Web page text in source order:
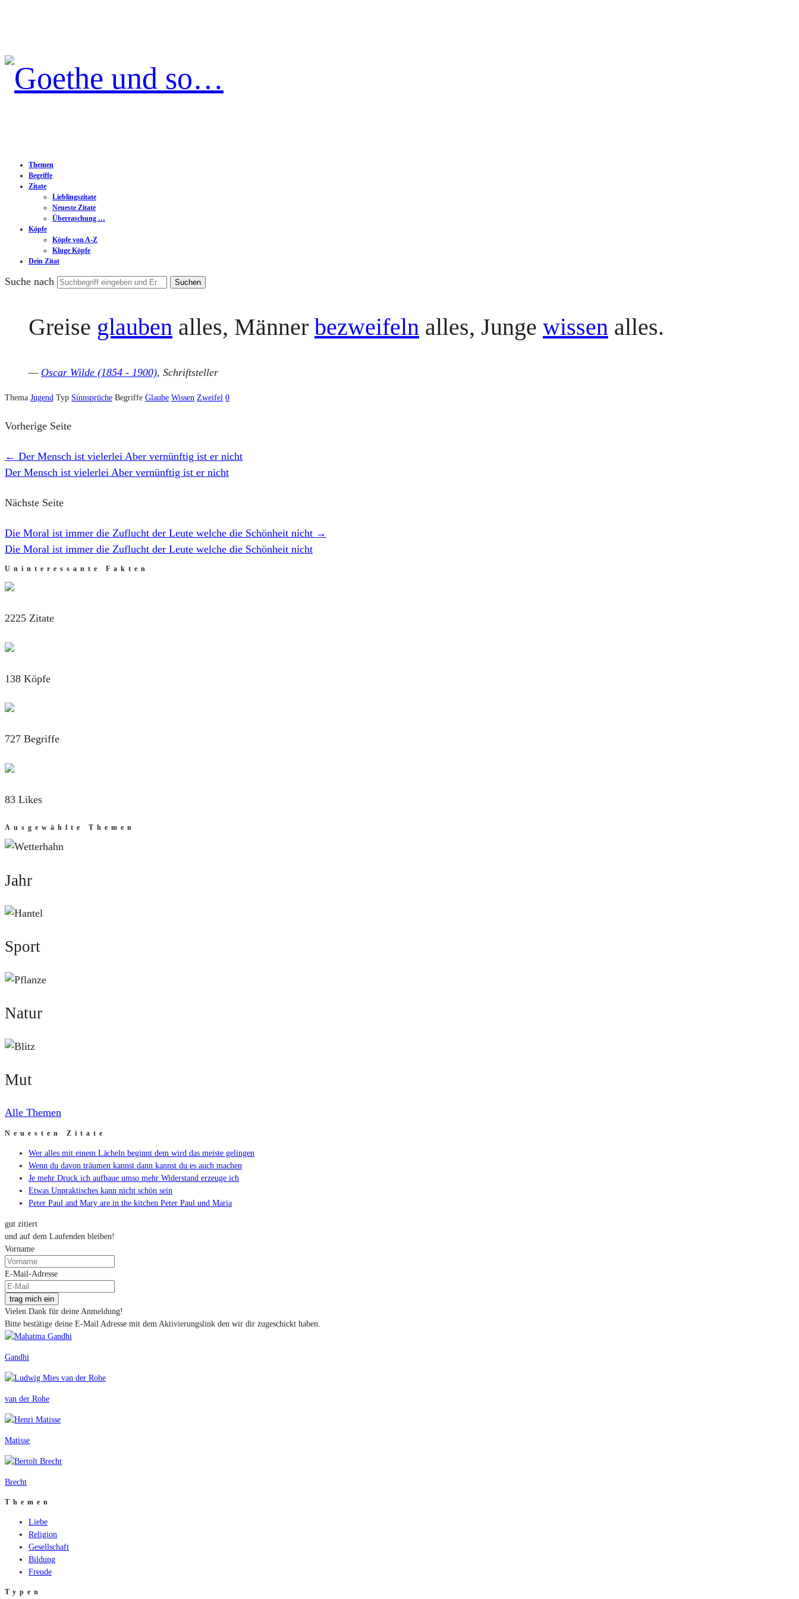
Goethe
so…
Themen
Begriffe
Zitate
Lieblingszitate
Neueste Zitate
Überraschung …
Köpfe
Köpfe von A-Z
Kluge Köpfe
Dein Zitat
Suche nach
Greise glauben alles, Männer bezweifeln alles, Junge wissen alles.
— Oscar Wilde (1854 - 1900), Schriftsteller
Thema Jugend Typ Sinnsprüche Begriffe Glaube Wissen Zweifel 0
Vorherige Seite
← Der Mensch ist vielerlei Aber vernünftig ist er nicht
Der Mensch ist vielerlei Aber vernünftig ist er nicht
Nächste Seite
Die Moral ist immer die Zuflucht der Leute welche die Schönheit nicht →
Die Moral ist immer die Zuflucht der Leute welche die Schönheit nicht
Uninteressante Fakten
2225 Zitate
138 Köpfe
727 Begriffe
83 Likes
Ausgewählte Themen
Jahr
Jahr
Sport
Sport
Natur
Natur
Mut
Mut
Alle Themen
Neuesten Zitate
Wer alles mit einem Lächeln beginnt dem wird das meiste gelingen
Wenn du davon träumen kannst dann kannst du es auch machen
Je mehr Druck ich aufbaue umso mehr Widerstand erzeuge ich
Etwas Unpraktisches kann nicht schön sein
Peter Paul and Mary are in the kitchen Peter Paul und Maria
gut zitiert
und auf dem Laufenden bleiben!
Vorname
E-Mail-Adresse
trag mich ein
Vielen Dank für deine Anmeldung!
Bitte bestätige deine E-Mail Adresse mit dem Aktivierungslink den wir dir zugeschickt haben.
Gandhi
van der Rohe
Matisse
Brecht
Themen
Liebe
Religion
Gesellschaft
Bildung
Freude
Typen